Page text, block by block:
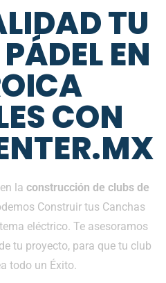
TU
EN
CON
la construcción de clubs de
Construir tus Canchas
eléctrico. Te asesoramos
tu proyecto, para que tu club
todo un Éxito.